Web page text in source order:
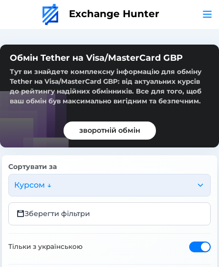
Exchange Hunter
Обмін Tether на Visa/MasterCard GBP
Тут ви знайдете комплексну інформацію для обміну
Tether на Visa/MasterCard GBP: від актуальних курсів
до рейтингу надійних обмінників. Все для того, щоб
ваш обмін був максимально вигідним та безпечним.
зворотній обмін
Сортувати за
Курсом ↓
Зберегти фільтри
Тільки з українською